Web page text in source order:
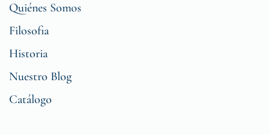
Quiénes Somos
Filosofia
Historia
Nuestro Blog
Catálogo